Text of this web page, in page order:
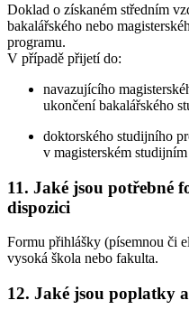
Doklad o získaném středním
bakalářského nebo
programu.
V případě přijetí do:
navazujícího
ukončení bakalářského
doktorského studijního
v magisterském
11. Jaké jsou potřebné
dispozici
Formu přihlášky (písemnou či
vysoká škola nebo fakulta.
12. Jaké jsou poplatky